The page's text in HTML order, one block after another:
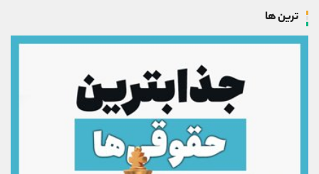
ترین ها